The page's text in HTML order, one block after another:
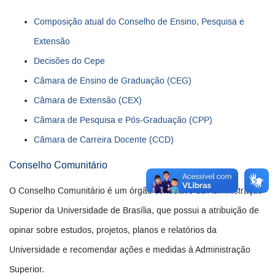
Composição atual do Conselho de Ensino, Pesquisa e
Extensão
Decisões do Cepe
Câmara de Ensino de Graduação (CEG)
Câmara de Extensão (CEX)
Câmara de Pesquisa e Pós-Graduação (CPP)
Câmara de Carreira Docente (CCD)
Conselho Comunitário
O Conselho Comunitário é um órgão consultivo da Administração
Superior da Universidade de Brasília, que possui a atribuição de
opinar sobre estudos, projetos, planos e relatórios da
Universidade e recomendar ações e medidas à Administração
Superior.